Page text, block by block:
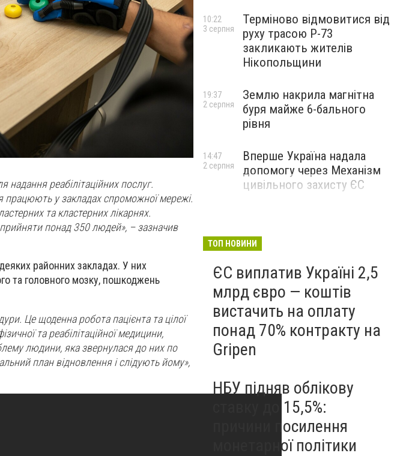
реабілітаційних послуг.
працюють у закладах спроможної мережі.
та кластерних лікарнях.
понад 350 людей», – зазначив
районних закладах. У них
та головного мозку, пошкоджень
Це щоденна робота пацієнта та цілої
та реабілітаційної медицини,
людини, яка звернулася до них по
план відновлення і слідують йому»,
Терміново відмовитися від
руху трасою Р-73
закликають жителів
Нікопольщини
10:22
3 серпня
Землю накрила магнітна
буря майже 6-бального
рівня
19:37
2 серпня
Вперше Україна надала
допомогу через Механізм
цивільного захисту ЄС
14:47
2 серпня
ТОП НОВИНИ
ЄС виплатив Україні 2,5
млрд євро — коштів
вистачить на оплату
понад 70% контракту на
Gripen
НБУ підняв облікову
ставку до 15,5%:
причини посилення
монетарної політики